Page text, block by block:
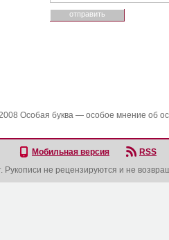
Особая буква — особое мнение об
Мобильная версия
RSS
Рукописи не рецензируются и не